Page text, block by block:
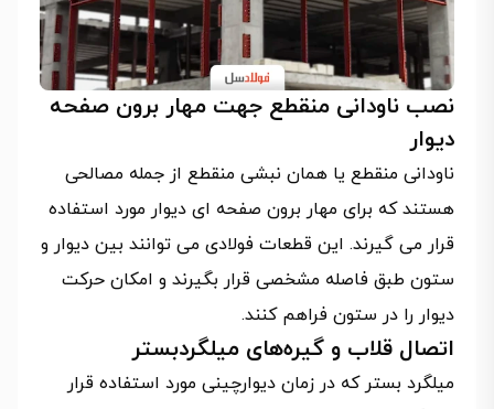
نصب ناودانی‌ منقطع جهت مهار برون صفحه
دیوار
ناودانی منقطع یا همان نبشی منقطع از جمله مصالحی
هستند که برای مهار برون صفحه ای دیوار مورد استفاده
قرار می گیرند. این قطعات فولادی می توانند بین دیوار و
ستون طبق فاصله مشخصی قرار بگیرند و امکان حرکت
دیوار را در ستون فراهم کنند.
اتصال قلاب و گیره‌های میلگردبستر
میلگرد بستر که در زمان دیوارچینی مورد استفاده قرار